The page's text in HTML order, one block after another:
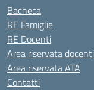
Bacheca
RE Famiglie
RE Docenti
Area riservata docenti
Area riservata ATA
Contatti